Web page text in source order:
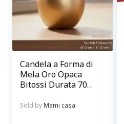
Candela a Forma di
Mela Oro Opaca
Bitossi Durata 70
Sold byMami casa